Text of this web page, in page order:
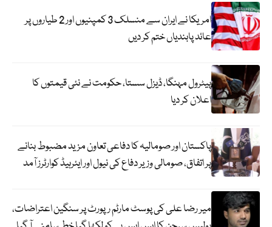
امریکا نے ایران سے منسلک 3 کمپنیوں اور 2 طیاروں پر
عائد پابندیاں ختم کر دیں
پیٹرول مہنگا، ڈیزل سستا، حکومت نے نئی قیمتوں کا
اعلان کر دیا
پاکستان اور صومالیہ کا دفاعی تعاون مزید مضبوط بنانے
پر اتفاق، صومالی وزیر دفاع کی نیول اور ایئرہیڈ کوارٹرز آمد
میر رضا علی کی پوسٹ مارٹم رپورٹ پر سنگین اعتراضات،